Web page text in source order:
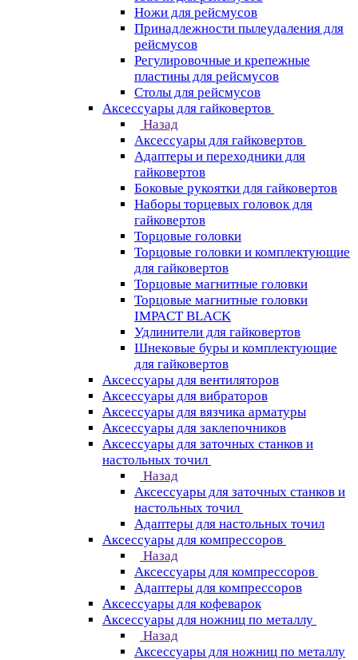
Ножи для рейсмусов
Принадлежности пылеудаления для
рейсмусов
Регулировочные и крепежные
пластины для рейсмусов
Столы для рейсмусов
Аксессуары для гайковертов
Назад
Аксессуары для гайковертов
Адаптеры и переходники для
гайковертов
Боковые рукоятки для гайковертов
Наборы торцевых головок для
гайковертов
Торцовые головки
Торцовые головки и комплектующие
для гайковертов
Торцовые магнитные головки
Торцовые магнитные головки
IMPACT BLACK
Удлинители для гайковертов
Шнековые буры и комплектующие
для гайковертов
Аксессуары для вентиляторов
Аксессуары для вибраторов
Аксессуары для вязчика арматуры
Аксессуары для заклепочников
Аксессуары для заточных станков и
настольных точил
Назад
Аксессуары для заточных станков и
настольных точил
Адаптеры для настольных точил
Аксессуары для компрессоров
Назад
Аксессуары для компрессоров
Адаптеры для компрессоров
Аксессуары для кофеварок
Аксессуары для ножниц по металлу
Назад
Аксессуары для ножниц по металлу